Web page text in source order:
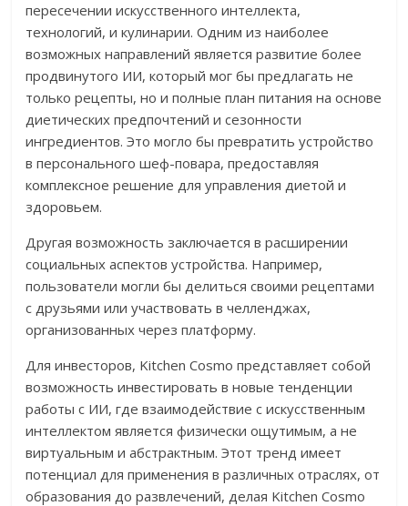
пересечении искусственного интеллекта,
технологий, и кулинарии. Одним из наиболее
возможных направлений является развитие более
продвинутого ИИ, который мог бы предлагать не
только рецепты, но и полные план питания на основе
диетических предпочтений и сезонности
ингредиентов. Это могло бы превратить устройство
в персонального шеф-повара, предоставляя
комплексное решение для управления диетой и
здоровьем.
Другая возможность заключается в расширении
социальных аспектов устройства. Например,
пользователи могли бы делиться своими рецептами
с друзьями или участвовать в челленджах,
организованных через платформу.
Для инвесторов, Kitchen Cosmo представляет собой
возможность инвестировать в новые тенденции
работы с ИИ, где взаимодействие с искусственным
интеллектом является физически ощутимым, а не
виртуальным и абстрактным. Этот тренд имеет
потенциал для применения в различных отраслях, от
образования до развлечений, делая Kitchen Cosmo